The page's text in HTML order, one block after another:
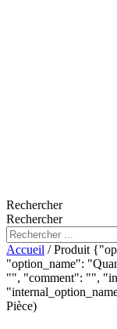
Rechercher
Rechercher
Accueil / Produit
"option_name":
"", "comment": "",
Pièce)